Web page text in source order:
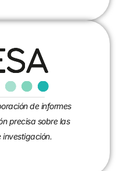
de informes
precisa sobre las
investigación.